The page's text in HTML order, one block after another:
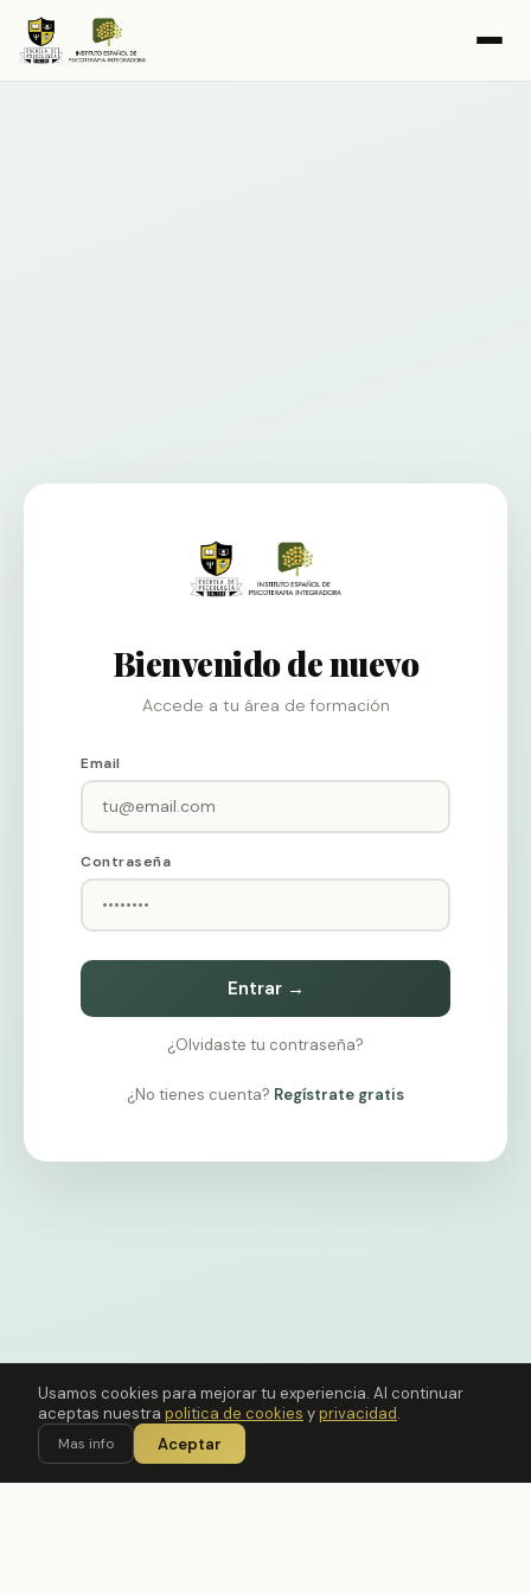
Bienvenido de nuevo
Accede a tu área de formación
Email
Contraseña
Entrar →
¿Olvidaste tu contraseña?
¿No tienes cuenta? Regístrate gratis
Usamos cookies para mejorar tu experiencia. Al continuar
aceptas nuestra politica de cookies yprivacidad.
Mas info Aceptar